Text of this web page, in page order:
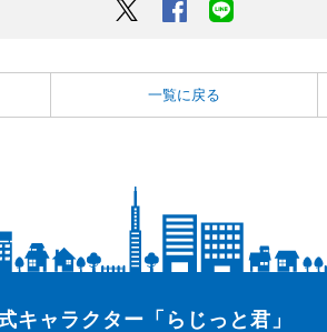
Twitter Facebook
一覧に戻る
キャラクター「らじっと君」